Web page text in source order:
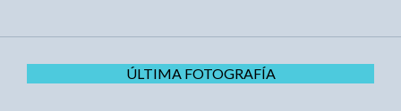
ÚLTIMA FOTOGRAFÍA